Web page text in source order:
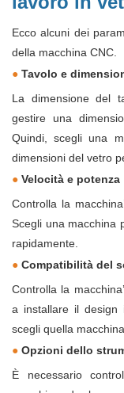
Ecco alcuni dei
della macchina CNC.
● Tavolo e
La dimensione del
gestire una
Quindi, scegli una
dimensioni del vetro
● Velocità e potenza
Controlla la
Scegli una macchina
rapidamente.
● Compatibilità del
Controlla la
a installare il
scegli quella
● Opzioni dello
È necessario